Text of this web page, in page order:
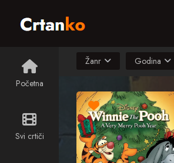
Početna
Svi crtiči
Žanr Godina